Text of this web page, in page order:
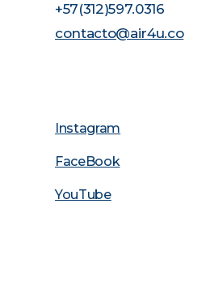
+57(312)597.0316
contacto@air4u.co
Instagram
FaceBook
YouTube